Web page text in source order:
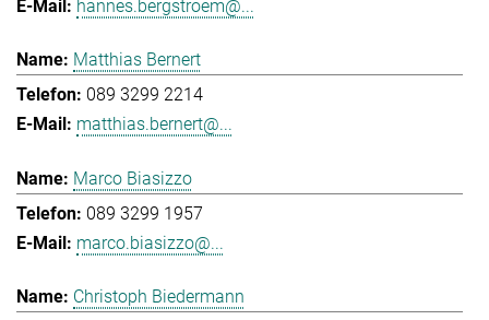
hannes.bergstroem@...
Matthias Bernert
089 3299 2214
matthias.bernert@...
Marco Biasizzo
089 3299 1957
marco.biasizzo@...
Christoph Biedermann